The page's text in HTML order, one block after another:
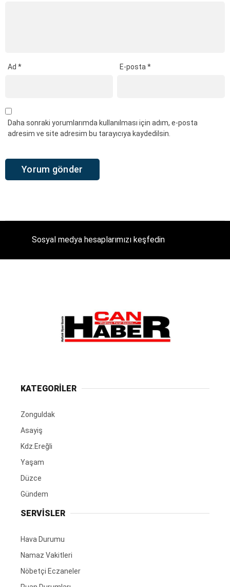
Ad * E-posta*
Daha sonraki yorumlarımda kullanılması için adım, e-posta
adresim ve site adresim bu tarayıcıya kaydedilsin.
Sosyal medya hesaplarımızı keşfedin
KATEGORİLER
Zonguldak
Asayiş
Kdz.Ereğli
Yaşam
Düzce
Gündem
SERVİSLER
Hava Durumu
Namaz Vakitleri
Nöbetçi Eczaneler